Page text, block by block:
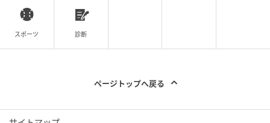
メニュー改善にも活用できます。
提供プランは、無料で試せるFREEプラン、機能を拡張
ンの3種類です。
スポーツ 診断
ページトップへ戻る